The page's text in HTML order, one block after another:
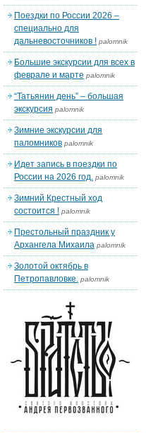
Поездки по России 2026 –
специально для
дальневосточников ! palomnik
Большие экскурсии для всех в
феврале и марте palomnik
“Татьянин день” – большая
экскурсия palomnik
Зимние экскурсии для
паломников palomnik
Идет запись в поездки по
России на 2026 год. palomnik
Зимний Крестный ход
состоится ! palomnik
Престольный праздник у
Архангела Михаила palomnik
Золотой октябрь в
Петропавловке. palomnik